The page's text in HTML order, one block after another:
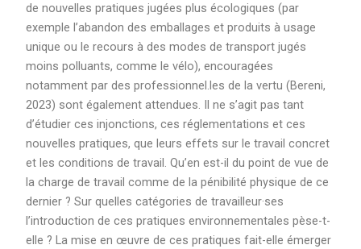
de nouvelles pratiques jugées plus écologiques (par
exemple l’abandon des emballages et produits à usage
unique ou le recours à des modes de transport jugés
moins polluants, comme le vélo), encouragées
notamment par des professionnel.les de la vertu (Bereni,
2023) sont également attendues. Il ne s’agit pas tant
d’étudier ces injonctions, ces réglementations et ces
nouvelles pratiques, que leurs effets sur le travail concret
et les conditions de travail. Qu’en est-il du point de vue de
la charge de travail comme de la pénibilité physique de ce
dernier ? Sur quelles catégories de travailleur·ses
l’introduction de ces pratiques environnementales pèse-t-
elle ? La mise en œuvre de ces pratiques fait-elle émerger